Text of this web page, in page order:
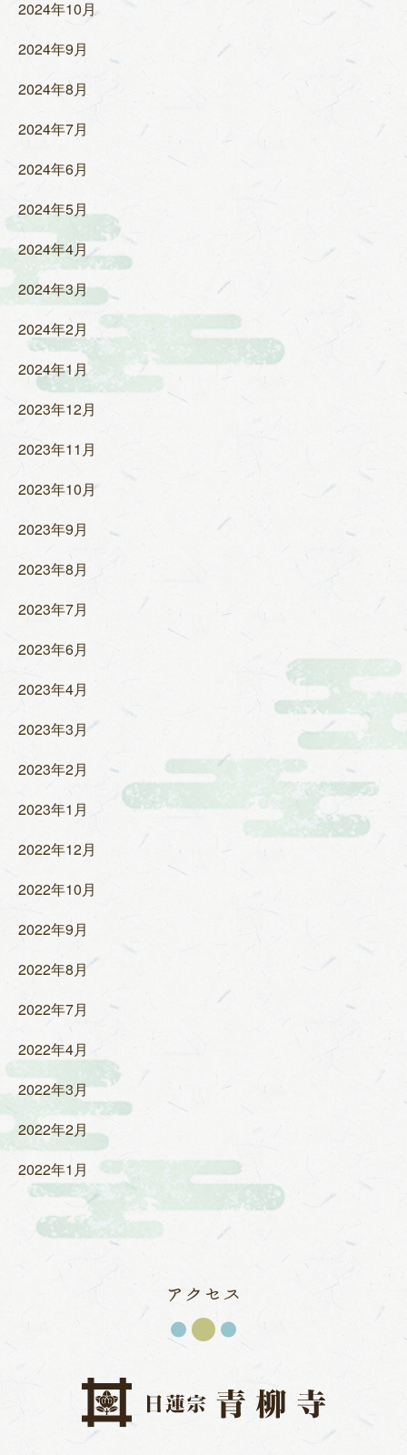
2024年10月
2024年9月
2024年8月
2024年7月
2024年6月
2024年5月
2024年4月
2024年3月
2024年2月
2024年1月
2023年12月
2023年11月
2023年10月
2023年9月
2023年8月
2023年7月
2023年6月
2023年4月
2023年3月
2023年2月
2023年1月
2022年12月
2022年10月
2022年9月
2022年8月
2022年7月
2022年4月
2022年3月
2022年2月
2022年1月
アクセス